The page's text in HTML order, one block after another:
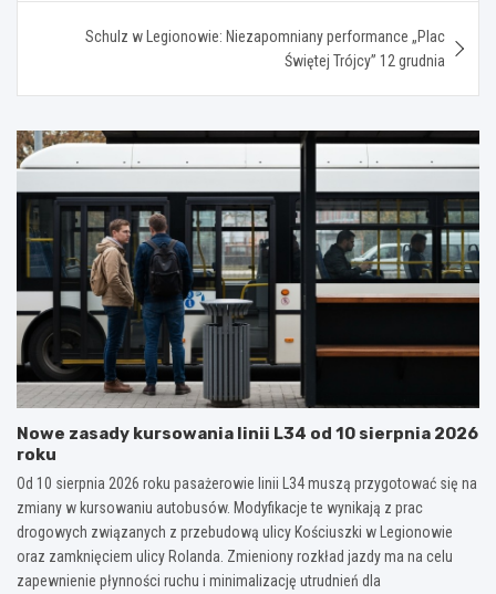
Schulz w Legionowie: Niezapomniany performance „Plac
Świętej Trójcy” 12 grudnia
Nowe zasady kursowania linii L34 od 10 sierpnia 2026
roku
Od 10 sierpnia 2026 roku pasażerowie linii L34 muszą przygotować się na
zmiany w kursowaniu autobusów. Modyfikacje te wynikają z prac
drogowych związanych z przebudową ulicy Kościuszki w Legionowie
oraz zamknięciem ulicy Rolanda. Zmieniony rozkład jazdy ma na celu
zapewnienie płynności ruchu i minimalizację utrudnień dla